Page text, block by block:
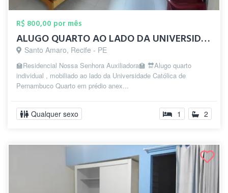
R$ 800,00 por mês
ALUGO QUARTO AO LADO DA UNIVERSIDADE CAT...
Santo Amaro, Recife - PE
🏫Residencial Nossa Senhora Auxiliadora🏫 🔛Alugo quarto
individual , mobiliado ao lado da Universidade Católica de
Pernambuco Quarto em prédio anex...
Qualquer sexo 1 2